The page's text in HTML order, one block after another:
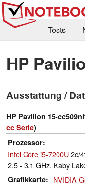
Tests
Kaufberatung
Forum
HP
Ausstattung /
HP Pavilion 15-
cc Serie)
Prozessor
Intel Core i5-7200U2c/
2.5 - 3.1 GHz, Kaby
Grafikkarte NVIDIA